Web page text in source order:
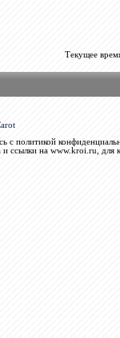
Текущее
политикой
и ссылки на www.kroi.ru, для